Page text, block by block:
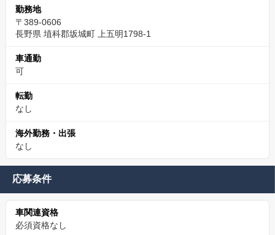
勤務地
〒389-0606
長野県 埴科郡坂城町 上五明1798-1
車通勤
可
転勤
なし
海外勤務・出張
なし
応募条件
車関連資格
必須資格なし